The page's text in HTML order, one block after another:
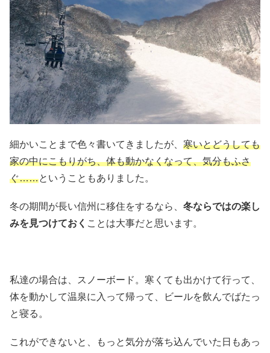
細かいことまで色々書いてきましたが、 寒いとどうしても
家の中にこもりがち、体も動かなくなって、気分もふさ
ぐ……ということもありました。
冬の期間が長い信州に移住をするなら、 冬ならではの楽し
みを見つけておく ことは大事だと思います。
私達の場合は、スノーボード。寒くても出かけて行って、
体を動かして温泉に入って帰って、ビールを飲んでばたっ
と寝る。
これができないと、もっと気分が落ち込んでいた日もあっ